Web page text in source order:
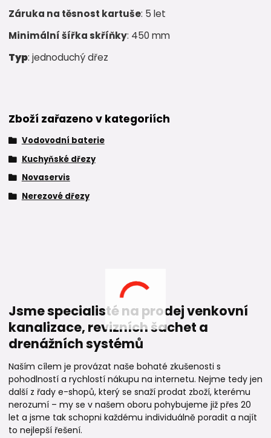
Záruka na těsnost kartuše: 5 let
Minimální šířka skříňky: 450 mm
Typ: jednoduchý dřez
Zboží zařazeno v kategoriích
Vodovodní baterie
Kuchyňské dřezy
Novaservis
Nerezové dřezy
Jsme specialisté na prodej venkovní
kanalizace, revizních šachet a
drenážních systémů
Naším cílem je provázat naše bohaté zkušenosti s
pohodlností a rychlostí nákupu na internetu. Nejme tedy jen
další z řady e-shopů, který se snaží prodat zboží, kterému
nerozumí – my se v našem oboru pohybujeme již přes 20
let a jsme tak schopni každému individuálně poradit a najít
to nejlepší řešení.